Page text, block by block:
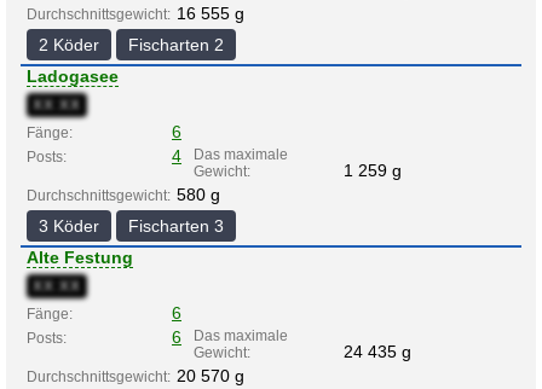
Durchschnittsgewicht: 16 555 g
2 Köder
Fischarten 2
Ladogasee
XX:XX
Fänge:
6
Posts: 4
Das maximale
Gewicht:
1 259 g
Durchschnittsgewicht: 580 g
3 Köder
Fischarten 3
Alte Festung
XX:XX
Fänge:
6
Posts: 6
Das maximale
Gewicht:
24 435 g
Durchschnittsgewicht: 20 570 g